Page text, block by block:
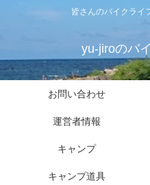
皆さんのバイクライ
yu-jiroのバ
お問い合わせ
運営者情報
キャンプ
キャンプ道具